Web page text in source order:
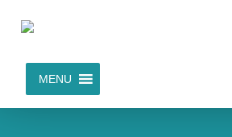
MENU